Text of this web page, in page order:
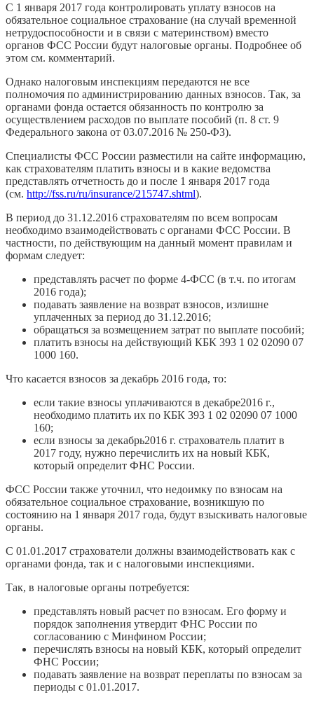
С 1 января 2017 года контролировать уплату взносов на
обязательное социальное страхование (на случай временной
нетрудоспособности и в связи с материнством) вместо
органов ФСС России будут налоговые органы. Подробнее об
этом см. комментарий.
Однако налоговым инспекциям передаются не все
полномочия по администрированию данных взносов. Так, за
органами фонда остается обязанность по контролю за
осуществлением расходов по выплате пособий (п. 8 ст. 9
Федерального закона от 03.07.2016 № 250-ФЗ).
Специалисты ФСС России разместили на сайте информацию,
как страхователям платить взносы и в какие ведомства
представлять отчетность до и после 1 января 2017 года
(см. http://fss.ru/ru/insurance/215747.shtml).
В период до 31.12.2016 страхователям по всем вопросам
необходимо взаимодействовать с органами ФСС России. В
частности, по действующим на данный момент правилам и
формам следует:
представлять расчет по форме 4-ФСС (в т.ч. по итогам
2016 года);
подавать заявление на возврат взносов, излишне
уплаченных за период до 31.12.2016;
обращаться за возмещением затрат по выплате пособий;
платить взносы на действующий КБК 393 1 02 02090 07
1000 160.
Что касается взносов за декабрь 2016 года, то:
если такие взносы уплачиваются в декабре2016 г.,
необходимо платить их по КБК 393 1 02 02090 07 1000
160;
если взносы за декабрь2016 г. страхователь платит в
2017 году, нужно перечислить их на новый КБК,
который определит ФНС России.
ФСС России также уточнил, что недоимку по взносам на
обязательное социальное страхование, возникшую по
состоянию на 1 января 2017 года, будут взыскивать налоговые
органы.
С 01.01.2017 страхователи должны взаимодействовать как с
органами фонда, так и с налоговыми инспекциями.
Так, в налоговые органы потребуется:
представлять новый расчет по взносам. Его форму и
порядок заполнения утвердит ФНС России по
согласованию с Минфином России;
перечислять взносы на новый КБК, который определит
ФНС России;
подавать заявление на возврат переплаты по взносам за
периоды с 01.01.2017.